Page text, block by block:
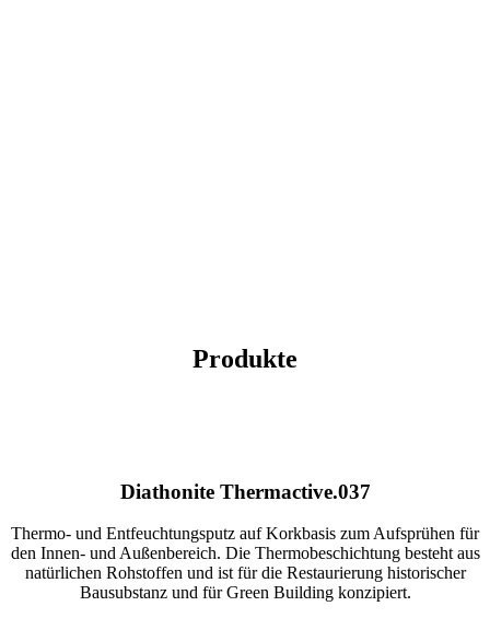
Produkte
Diathonite Thermactive.037
Thermo- und Entfeuchtungsputz auf Korkbasis zum Aufsprühen für
den Innen- und Außenbereich. Die Thermobeschichtung besteht aus
natürlichen Rohstoffen und ist für die Restaurierung historischer
Bausubstanz und für Green Building konzipiert.